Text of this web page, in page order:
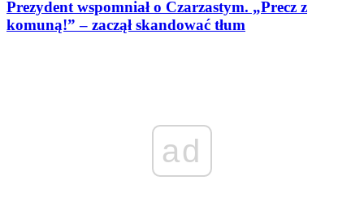
Prezydent wspomniał o Czarzastym. „Precz z
komuną!” – zaczął skandować tłum
ad